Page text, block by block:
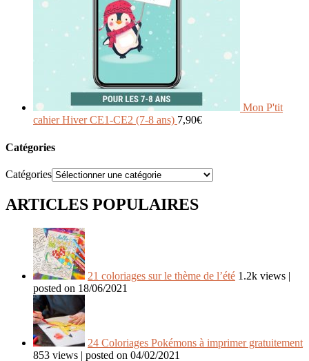
Mon P'tit
cahier Hiver CE1-CE2 (7-8 ans) 7,90€
Catégories
Catégories
ARTICLES POPULAIRES
21 coloriages sur le thème de l’été 1.2k views |
posted on 18/06/2021
24 Coloriages Pokémons à imprimer gratuitement
853 views | posted on 04/02/2021